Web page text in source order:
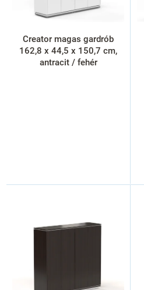
Creator magas gardrób
162,8 x 44,5 x 150,7 cm,
antracit / fehér